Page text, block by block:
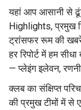
यहां आप आसानी से
Highlights, प्रमुख
ट्रांसफर रूम की
हर रिपोर्ट में हम
— प्लेइंग इलेवन,
क्लब का संक्षिप्त
की प्रमुख टीमों में